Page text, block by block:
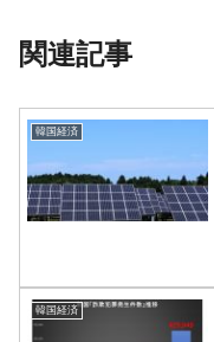
関連記事
韓国経済
韓国経済